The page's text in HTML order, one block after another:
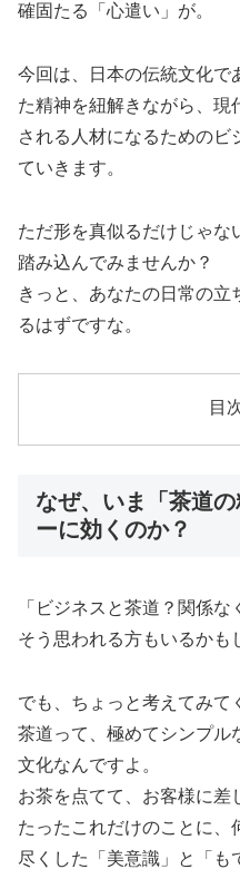
確固たる「心遣い」が。
今回は、日本の伝統文化で
た精神を紐解きながら、現
される人材になるためのビ
ていきます。
ただ形を真似るだけじゃな
踏み込んでみませんか？
きっと、あなたの日常の立
るはずですな。
目
なぜ、いま「茶道
ーに効くのか？
「ビジネスと茶道？関係な
そう思われる方もいるかも
でも、ちょっと考えてみて
茶道って、極めてシンプル
文化なんですよ。
お茶を点てて、お客様に差
たったこれだけのことに、
尽くした「美意識」と「も